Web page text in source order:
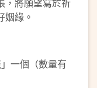
姻緣。
一個（數量有